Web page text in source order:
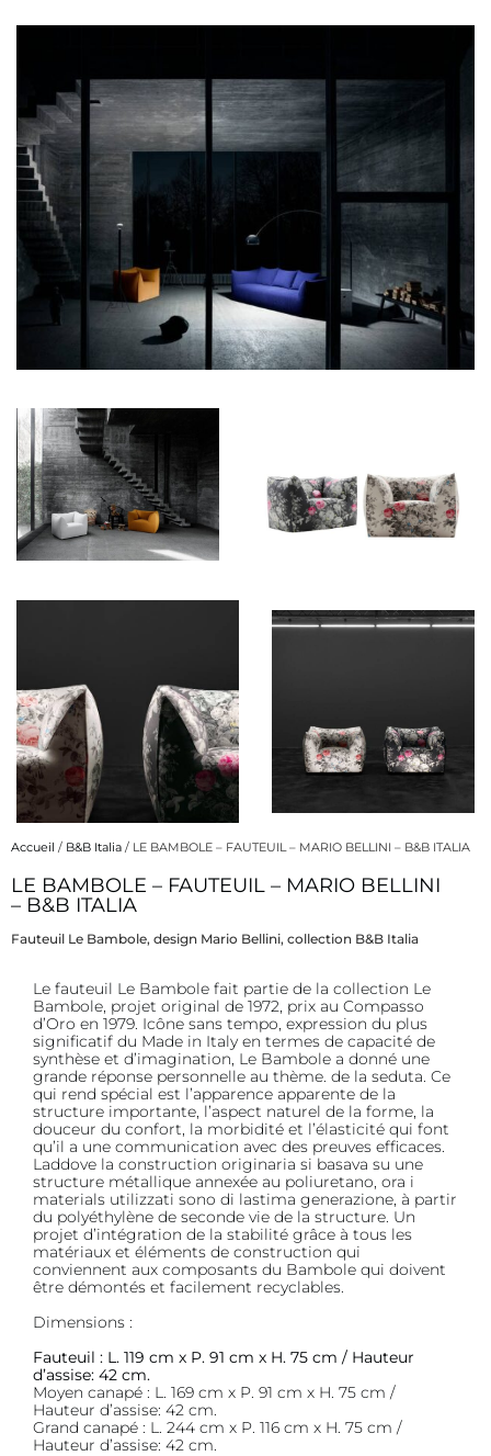
Accueil / B&B Italia / LE BAMBOLE – FAUTEUIL – MARIO BELLINI – B&B ITALIA
LE BAMBOLE – FAUTEUIL – MARIO BELLINI
– B&B ITALIA
Fauteuil Le Bambole, design Mario Bellini, collection B&B Italia
Description
Description
Le fauteuil Le Bambole fait partie de la collection Le
Bambole, projet original de 1972, prix au Compasso
d’Oro en 1979. Icône sans tempo, expression du plus
significatif du Made in Italy en termes de capacité de
synthèse et d’imagination, Le Bambole a donné une
grande réponse personnelle au thème. de la seduta. Ce
qui rend spécial est l’apparence apparente de la
structure importante, l’aspect naturel de la forme, la
douceur du confort, la morbidité et l’élasticité qui font
qu’il a une communication avec des preuves efficaces.
Laddove la construction originaria si basava su une
structure métallique annexée au poliuretano, ora i
materials utilizzati sono di lastima generazione, à partir
du polyéthylène de seconde vie de la structure. Un
projet d’intégration de la stabilité grâce à tous les
matériaux et éléments de construction qui
conviennent aux composants du Bambole qui doivent
être démontés et facilement recyclables.
Dimensions :
Fauteuil : L. 119 cm x P. 91 cm x H. 75 cm / Hauteur
d’assise: 42 cm.
Moyen canapé : L. 169 cm x P. 91 cm x H. 75 cm /
Hauteur d’assise: 42 cm.
Grand canapé : L. 244 cm x P. 116 cm x H. 75 cm /
Hauteur d’assise: 42 cm.